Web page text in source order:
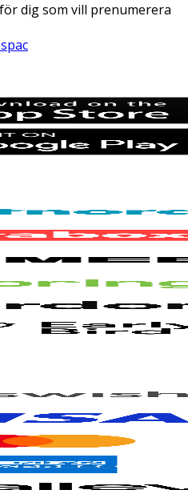
dig som vill prenumerera